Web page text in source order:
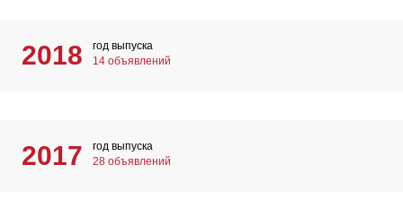
2018
год выпуска
14 объявлений
2017
год выпуска
28 объявлений